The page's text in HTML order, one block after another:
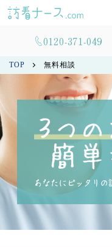
0120-371-049
TOP 無料相談